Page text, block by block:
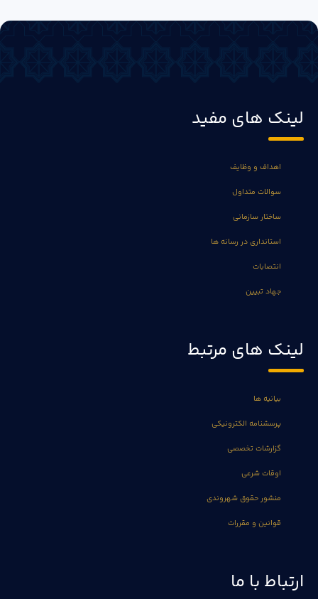
لینک های مفید
اهداف و وظایف
سوالات متداول
ساختار سازمانی
استانداری در رسانه ها
انتصابات
جهاد تبیین
لینک های مرتبط
بیانیه ها
پرسشنامه الکترونیکی
گزارشات تخصصی
اوقات شرعی
منشور حقوق شهروندی
قوانین و مقررات
ارتباط با ما